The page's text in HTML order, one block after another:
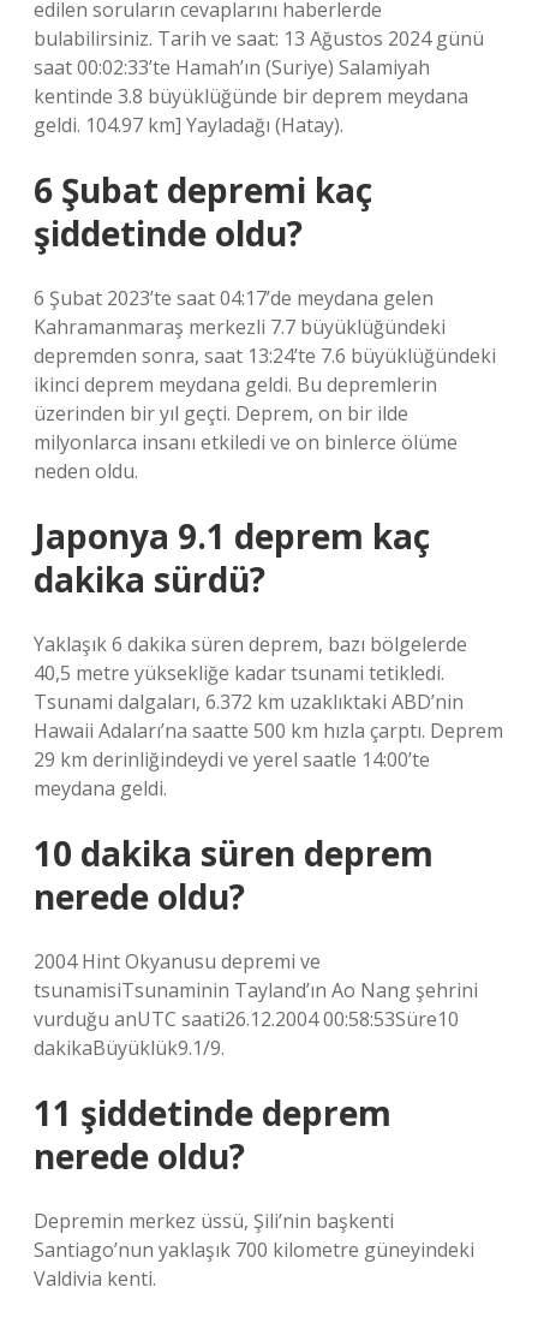
edilen soruların cevaplarını haberlerde
bulabilirsiniz. Tarih ve saat: 13 Ağustos 2024 günü
saat 00:02:33’te Hamah’ın (Suriye) Salamiyah
kentinde 3.8 büyüklüğünde bir deprem meydana
geldi. 104.97 km] Yayladağı (Hatay).
6 Şubat depremi kaç
şiddetinde oldu?
6 Şubat 2023’te saat 04:17’de meydana gelen
Kahramanmaraş merkezli 7.7 büyüklüğündeki
depremden sonra, saat 13:24’te 7.6 büyüklüğündeki
ikinci deprem meydana geldi. Bu depremlerin
üzerinden bir yıl geçti. Deprem, on bir ilde
milyonlarca insanı etkiledi ve on binlerce ölüme
neden oldu.
Japonya 9.1 deprem kaç
dakika sürdü?
Yaklaşık 6 dakika süren deprem, bazı bölgelerde
40,5 metre yüksekliğe kadar tsunami tetikledi.
Tsunami dalgaları, 6.372 km uzaklıktaki ABD’nin
Hawaii Adaları’na saatte 500 km hızla çarptı. Deprem
29 km derinliğindeydi ve yerel saatle 14:00’te
meydana geldi.
10 dakika süren deprem
nerede oldu?
2004 Hint Okyanusu depremi ve
tsunamisiTsunaminin Tayland’ın Ao Nang şehrini
vurduğu anUTC saati26.12.2004 00:58:53Süre10
dakikaBüyüklük9.1/9.
11 şiddetinde deprem
nerede oldu?
Depremin merkez üssü, Şili’nin başkenti
Santiago’nun yaklaşık 700 kilometre güneyindeki
Valdivia kenti.